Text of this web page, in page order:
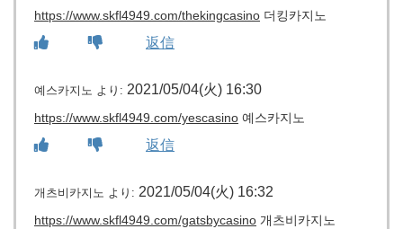
https://www.skfl4949.com/thekingcasino 더킹카지노
返信
예스카지노 より: 2021/05/04(火) 16:30
https://www.skfl4949.com/yescasino 예스카지노
返信
개츠비카지노 より: 2021/05/04(火) 16:32
https://www.skfl4949.com/gatsbycasino 개츠비카지노